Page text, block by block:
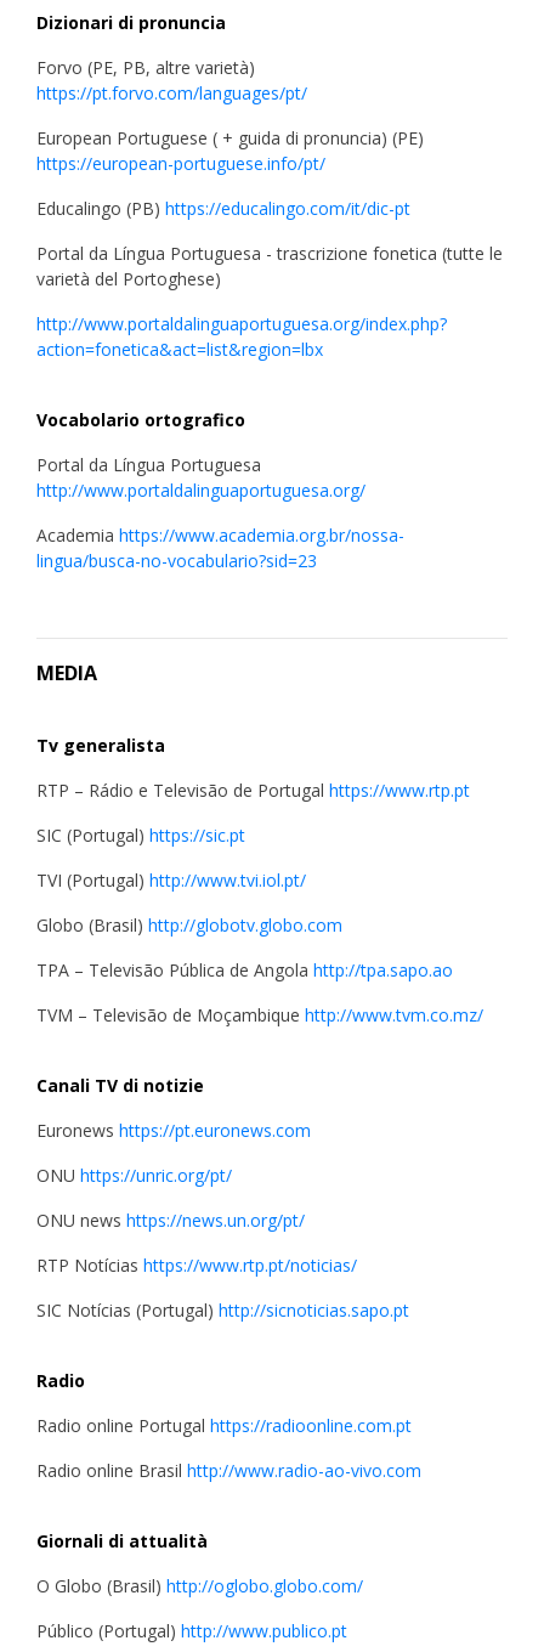
Dizionari di pronuncia
Forvo (PE, PB, altre varietà)
https://pt.forvo.com/languages/pt/
European Portuguese ( + guida di pronuncia) (PE)
https://european-portuguese.info/pt/
Educalingo (PB) https://educalingo.com/it/dic-pt
Portal da Língua Portuguesa - trascrizione fonetica (tutte le
varietà del Portoghese)
http://www.portaldalinguaportuguesa.org/index.php?
action=fonetica&act=list&region=lbx
Vocabolario ortografico
Portal da Língua Portuguesa
http://www.portaldalinguaportuguesa.org/
Academia https://www.academia.org.br/nossa-
lingua/busca-no-vocabulario?sid=23
MEDIA
Tv generalista
RTP – Rádio e Televisão de Portugal https://www.rtp.pt
SIC (Portugal) https://sic.pt
TVI (Portugal) http://www.tvi.iol.pt/
Globo (Brasil) http://globotv.globo.com
TPA – Televisão Pública de Angola http://tpa.sapo.ao
TVM – Televisão de Moçambique http://www.tvm.co.mz/
Canali TV di notizie
Euronews https://pt.euronews.com
ONU https://unric.org/pt/
ONU news https://news.un.org/pt/
RTP Notícias https://www.rtp.pt/noticias/
SIC Notícias (Portugal) http://sicnoticias.sapo.pt
Radio
Radio online Portugal https://radioonline.com.pt
Radio online Brasil http://www.radio-ao-vivo.com
Giornali di attualità
O Globo (Brasil) http://oglobo.globo.com/
Público (Portugal) http://www.publico.pt